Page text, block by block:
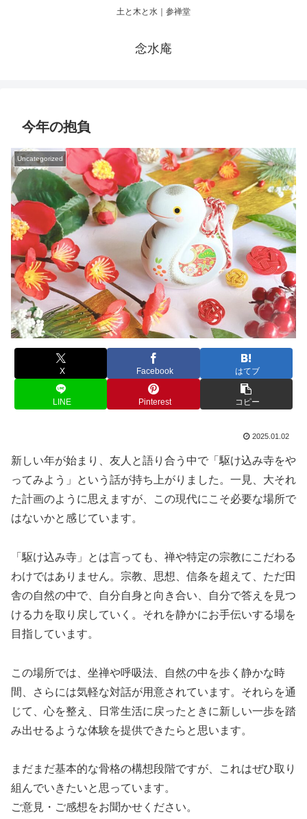
土と木と水｜参禅堂
念水庵
今年の抱負
Uncategorized
X Facebook はてブ
LINE Pinterest コピー
2025.01.02
新しい年が始まり、友人と語り合う中で「駆け込み寺をや
ってみよう」という話が持ち上がりました。一見、大それ
た計画のように思えますが、この現代にこそ必要な場所で
はないかと感じています。
「駆け込み寺」とは言っても、禅や特定の宗教にこだわる
わけではありません。宗教、思想、信条を超えて、ただ田
舎の自然の中で、自分自身と向き合い、自分で答えを見つ
ける力を取り戻していく。それを静かにお手伝いする場を
目指しています。
この場所では、坐禅や呼吸法、自然の中を歩く静かな時
間、さらには気軽な対話が用意されています。それらを通
じて、心を整え、日常生活に戻ったときに新しい一歩を踏
み出せるような体験を提供できたらと思います。
まだまだ基本的な骨格の構想段階ですが、これはぜひ取り
組んでいきたいと思っています。
ご意見・ご感想をお聞かせください。